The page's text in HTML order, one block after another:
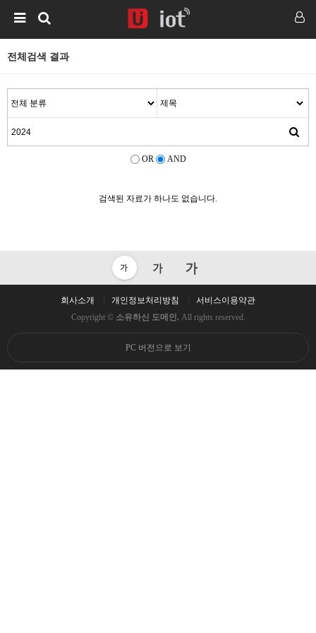
전체검색 결과
OR AND
검색된 자료가 하나도 없습니다.
회사소개 개인정보처리방침
서비스이용약관
Copyright © 소유하신 도메인. All rights reserved.
PC 버전으로 보기